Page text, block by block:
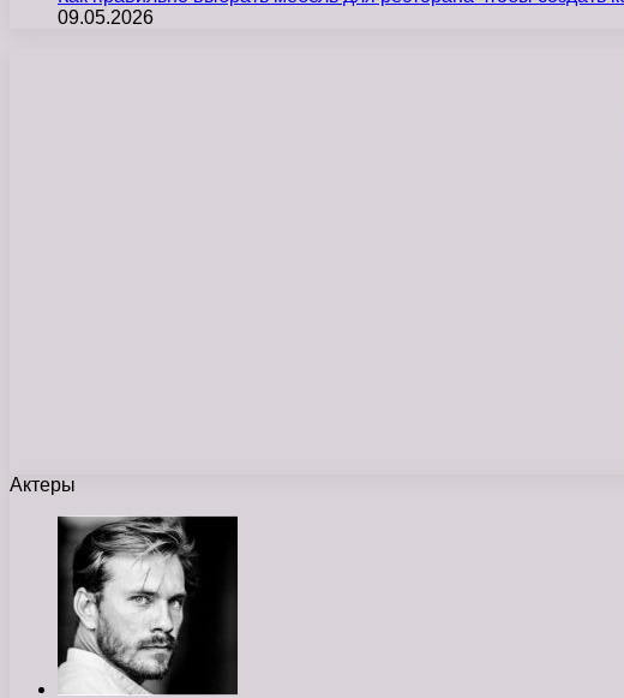
09.05.2026
Актеры